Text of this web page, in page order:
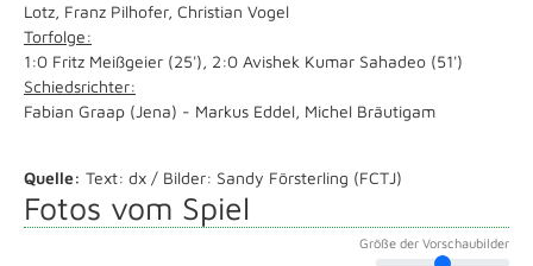
Lotz, Franz Pilhofer, Christian Vogel
Torfolge:
1:0 Fritz Meißgeier (25'), 2:0 Avishek Kumar Sahadeo (51')
Schiedsrichter:
Fabian Graap (Jena) - Markus Eddel, Michel Bräutigam
Quelle: Text: dx / Bilder: Sandy Försterling (FCTJ)
Fotos vom Spiel
Größe der Vorschaubilder